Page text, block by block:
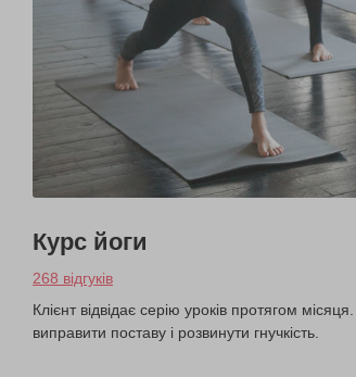
Курс йоги
268 відгуків
Клієнт відвідає серію уроків протягом
виправити поставу і розвинути гнучкість.